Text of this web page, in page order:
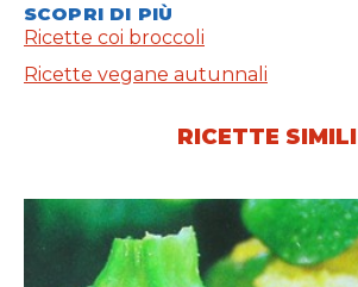
SCOPRI DI PIÙ
Ricette coi broccoli
Ricette vegane autunnali
RICETTE SIMILI